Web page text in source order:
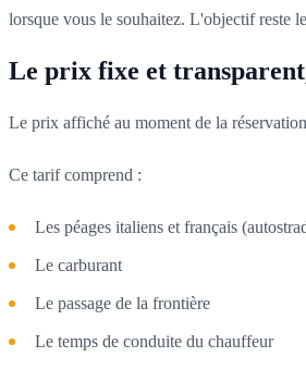
lorsque vous le souhaitez. L'objectif reste
Le prix fixe et
Le prix affiché au moment de la
Ce tarif comprend :
Les péages italiens et français
Le carburant
Le passage de la frontière
Le temps de conduite du chauffeur